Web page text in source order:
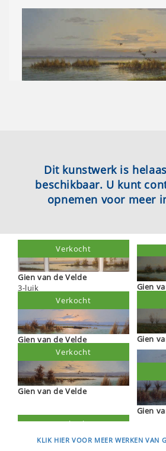
Dit kunstwerk is
beschikbaar. U kunt
opnemen voor meer
Gien van de Velde
3-luik
Verkocht
Gien van de Velde
Verkocht
Gien van de Velde
Verkocht
Gien
Gien
Gien
KLIK HIER VOOR MEER WERKEN VAN